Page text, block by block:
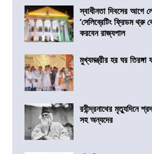
স্বাধীনতা দিবসের আগে
‘সেলিব্রেটিং ফ্রিডম থ্রু
করবেন রাজ্যপাল
মুখ্যমন্ত্রীর হর ঘর তিরঙ্গা
রবীন্দ্রনাথের মৃত্যুদিনে
সহ অন্যদের